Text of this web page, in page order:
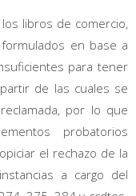
libros de comercio,
en base a
para tener
de las cuales se
por lo que
probatorios
el rechazo de la
a cargo del